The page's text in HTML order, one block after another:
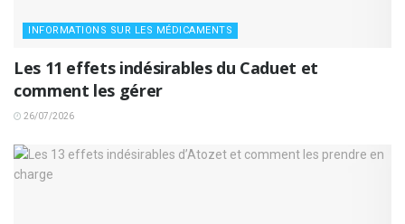
INFORMATIONS SUR LES MÉDICAMENTS
Les 11 effets indésirables du Caduet et
comment les gérer
26/07/2026